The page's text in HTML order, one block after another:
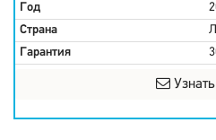
Год
Страна
Гарантия